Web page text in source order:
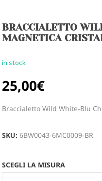
BRACCIALETTO
MAGNETICA
in stock
25,00€
Braccialetto Wild White-Blu
SKU:6BW0043-6MC0009-BR
SCEGLI LA MISURA